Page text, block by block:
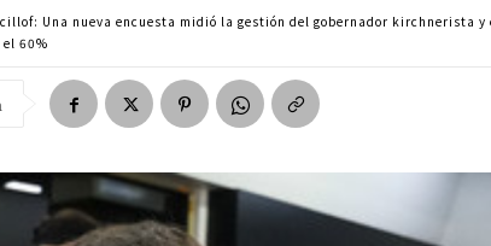
Una nueva encuesta midió la gestión del gobernador kirchnerista y
60%